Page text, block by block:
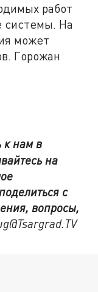
работ
системы. На
может
Горожан
к нам в
на
с
вопросы,